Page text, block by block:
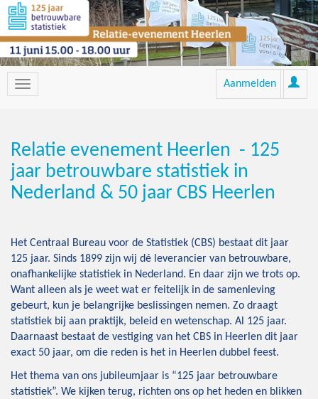
Aanmelden
Relatie evenement Heerlen - 125
jaar betrouwbare statistiek in
Nederland & 50 jaar CBS Heerlen
Het Centraal Bureau voor de Statistiek (CBS) bestaat dit jaar
125 jaar. Sinds 1899 zijn wij dé leverancier van betrouwbare,
onafhankelijke statistiek in Nederland. En daar zijn we trots op.
Want alleen als je weet wat er feitelijk in de samenleving
gebeurt, kun je belangrijke beslissingen nemen. Zo draagt
statistiek bij aan praktijk, beleid en wetenschap. Al 125 jaar.
Daarnaast bestaat de vestiging van het CBS in Heerlen dit jaar
exact 50 jaar, om die reden is het in Heerlen dubbel feest.
Het thema van ons jubileumjaar is “125 jaar betrouwbare
statistiek”. We kijken terug, richten ons op het heden en blikken